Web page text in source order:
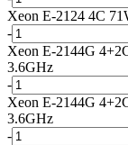
Xeon E-2124 4C
-
Xeon E-2144G
3.6GHz
-
Xeon E-2144G
3.6GHz
-